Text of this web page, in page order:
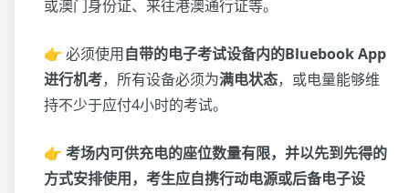
或澳门身份证、来往港澳通行证等。
👉 必须使用自带的电子考试设备内的Bluebook App
进行机考，所有设备必须为满电状态，或电量能够维
持不少于应付4小时的考试。
👉 考场内可供充电的座位数量有限，并以先到先得的
方式安排使用，考生应自携行动电源或后备电子设